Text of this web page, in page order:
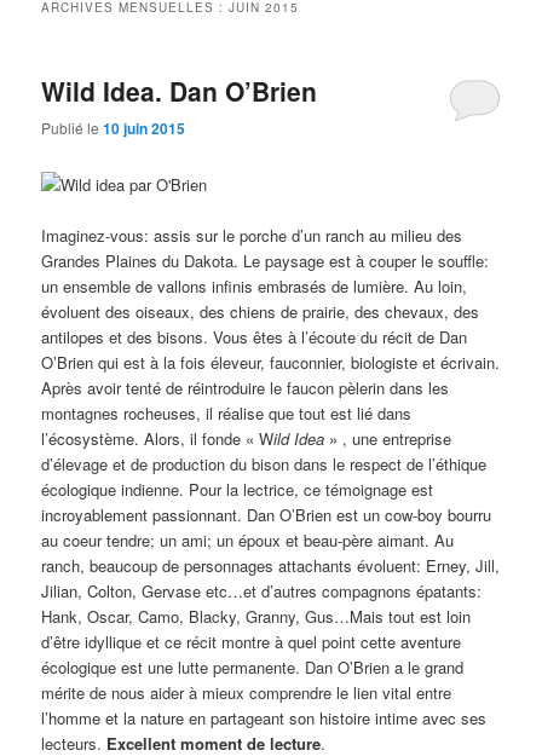
ARCHIVES MENSUELLES :JUIN 2015
Wild Idea. Dan O’Brien
Publié le10 juin 2015
Imaginez-vous: assis sur le porche d’un ranch au milieu des
Grandes Plaines du Dakota. Le paysage est à couper le souffle:
un ensemble de vallons infinis embrasés de lumière. Au loin,
évoluent des oiseaux, des chiens de prairie, des chevaux, des
antilopes et des bisons. Vous êtes à l’écoute du récit de Dan
O’Brien qui est à la fois éleveur, fauconnier, biologiste et écrivain.
Après avoir tenté de réintroduire le faucon pèlerin dans les
montagnes rocheuses, il réalise que tout est lié dans
l’écosystème. Alors, il fonde « Wild Idea » , une entreprise
d’élevage et de production du bison dans le respect de l’éthique
écologique indienne. Pour la lectrice, ce témoignage est
incroyablement passionnant. Dan O’Brien est un cow-boy bourru
au coeur tendre; un ami; un époux et beau-père aimant. Au
ranch, beaucoup de personnages attachants évoluent: Erney, Jill,
Jilian, Colton, Gervase etc…et d’autres compagnons épatants:
Hank, Oscar, Camo, Blacky, Granny, Gus…Mais tout est loin
d’être idyllique et ce récit montre à quel point cette aventure
écologique est une lutte permanente. Dan O’Brien a le grand
mérite de nous aider à mieux comprendre le lien vital entre
l’homme et la nature en partageant son histoire intime avec ses
lecteurs. Excellent moment de lecture.